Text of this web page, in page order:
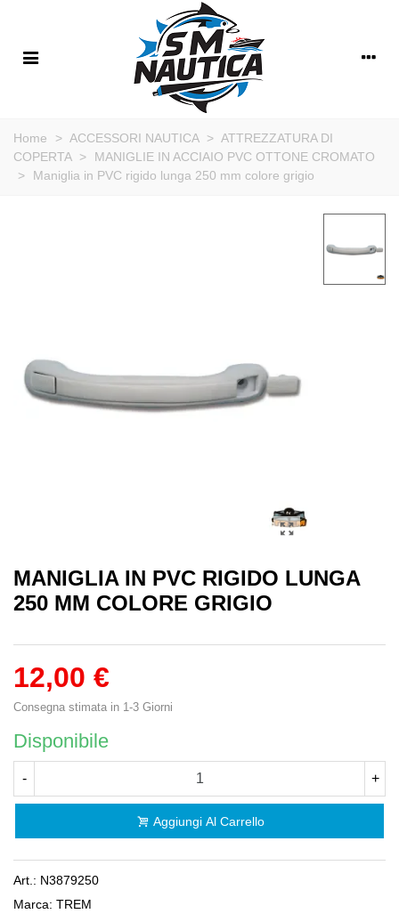
Home > ACCESSORI NAUTICA > ATTREZZATURA DI
COPERTA
>
MANIGLIE IN ACCIAIO PVC OTTONE CROMATO
>
Maniglia in PVC rigido lunga 250 mm colore grigio
MANIGLIA IN PVC RIGIDO LUNGA
250 MM COLORE GRIGIO
12,00 €
Consegna stimata in 1-3 Giorni
Disponibile
- +
Aggiungi Al Carrello
Art.: N3879250
Marca: TREM